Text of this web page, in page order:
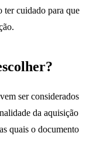
ter cuidado para que
ser considerados
da aquisição
quais o documento